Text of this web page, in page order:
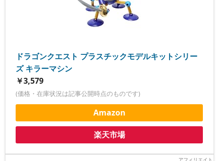
ドラゴンクエスト プラスチックモデルキットシリー
ズ キラーマシン
￥3,579
(価格・在庫状況は記事公開時点のものです)
Amazon
楽天市場